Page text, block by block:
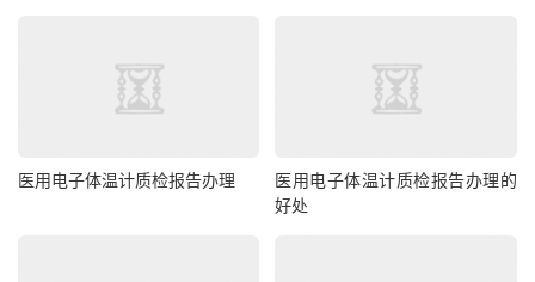
医用电子体温计质检报告办理
医用电子体温计质检报告办理的
好处